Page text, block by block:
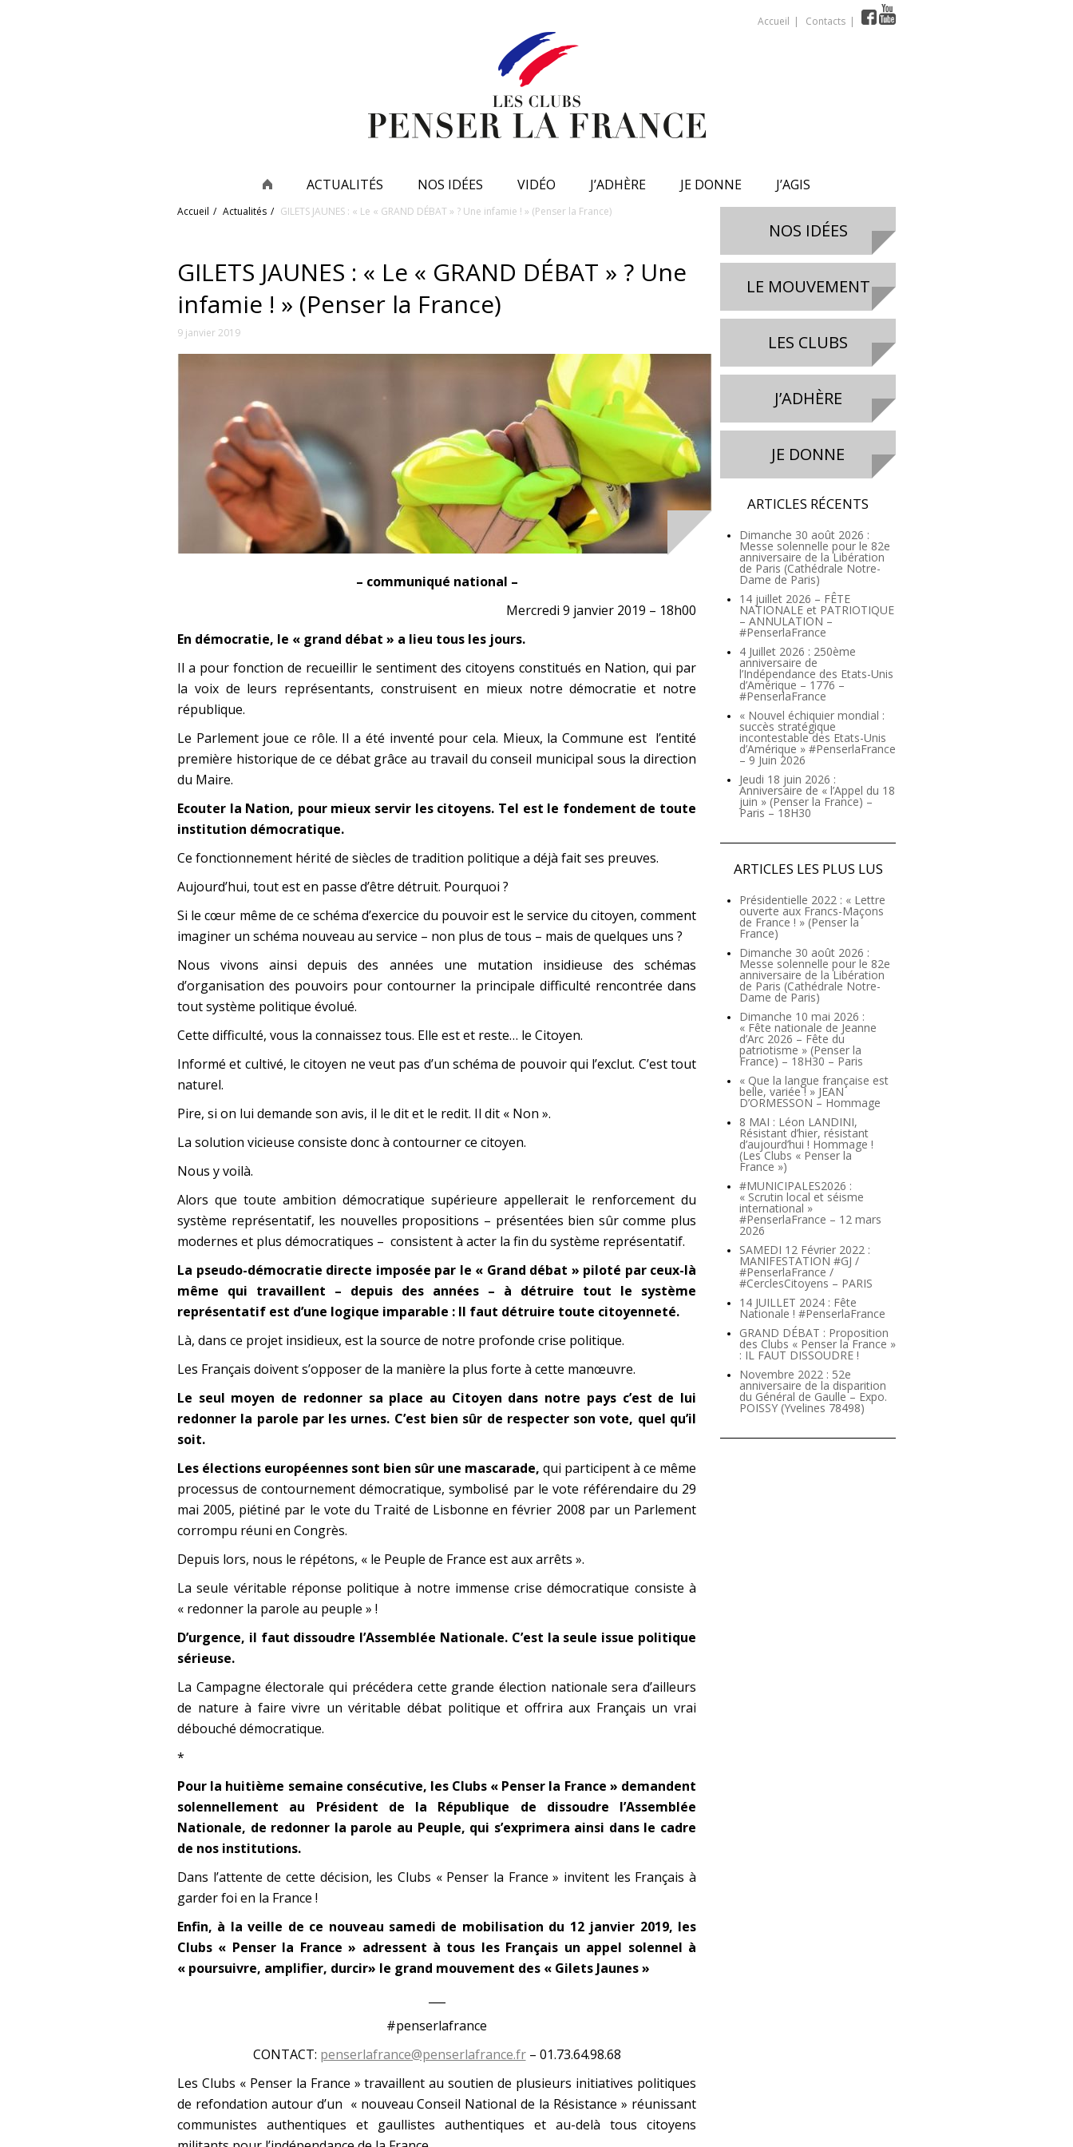
Accueil Contacts
ACTUALITÉS NOS IDÉES VIDÉO J’ADHÈRE JE DONNE J’AGIS
Accueil Actualités GILETS JAUNES : « Le « GRAND DÉBAT » ? Une infamie ! » (Penser la France)
GILETS JAUNES : « Le « GRAND DÉBAT » ? Une
infamie ! » (Penser la France)
9 janvier 2019
– communiqué national –
Mercredi 9 janvier 2019 – 18h00
En démocratie, le « grand débat » a lieu tous les jours.
Il a pour fonction de recueillir le sentiment des citoyens constitués en Nation, qui par
la voix de leurs représentants, construisent en mieux notre démocratie et notre
république.
Le Parlement joue ce rôle. Il a été inventé pour cela. Mieux, la Commune est l’entité
première historique de ce débat grâce au travail du conseil municipal sous la direction
du Maire.
Ecouter la Nation, pour mieux servir les citoyens. Tel est le fondement de toute
institution démocratique.
Ce fonctionnement hérité de siècles de tradition politique a déjà fait ses preuves.
Aujourd’hui, tout est en passe d’être détruit. Pourquoi ?
Si le cœur même de ce schéma d’exercice du pouvoir est le service du citoyen, comment
imaginer un schéma nouveau au service – non plus de tous – mais de quelques uns ?
Nous vivons ainsi depuis des années une mutation insidieuse des schémas
d’organisation des pouvoirs pour contourner la principale difficulté rencontrée dans
tout système politique évolué.
Cette difficulté, vous la connaissez tous. Elle est et reste… le Citoyen.
Informé et cultivé, le citoyen ne veut pas d’un schéma de pouvoir qui l’exclut. C’est tout
naturel.
Pire, si on lui demande son avis, il le dit et le redit. Il dit « Non ».
La solution vicieuse consiste donc à contourner ce citoyen.
Nous y voilà.
Alors que toute ambition démocratique supérieure appellerait le renforcement du
système représentatif, les nouvelles propositions – présentées bien sûr comme plus
modernes et plus démocratiques – consistent à acter la fin du système représentatif.
La pseudo-démocratie directe imposée par le « Grand débat » piloté par ceux-là
même qui travaillent – depuis des années – à détruire tout le système
représentatif est d’une logique imparable : Il faut détruire toute citoyenneté.
Là, dans ce projet insidieux, est la source de notre profonde crise politique.
Les Français doivent s’opposer de la manière la plus forte à cette manœuvre.
Le seul moyen de redonner sa place au Citoyen dans notre pays c’est de lui
redonner la parole par les urnes. C’est bien sûr de respecter son vote, quel qu’il
soit.
Les élections européennes sont bien sûr une mascarade, qui participent à ce même
processus de contournement démocratique, symbolisé par le vote référendaire du 29
mai 2005, piétiné par le vote du Traité de Lisbonne en février 2008 par un Parlement
corrompu réuni en Congrès.
Depuis lors, nous le répétons, « le Peuple de France est aux arrêts ».
La seule véritable réponse politique à notre immense crise démocratique consiste à
« redonner la parole au peuple » !
D’urgence, il faut dissoudre l’Assemblée Nationale. C’est la seule issue politique
sérieuse.
La Campagne électorale qui précédera cette grande élection nationale sera d’ailleurs
de nature à faire vivre un véritable débat politique et offrira aux Français un vrai
débouché démocratique.
*
Pour la huitième semaine consécutive, les Clubs « Penser la France » demandent
solennellement au Président de la République de dissoudre l’Assemblée
Nationale, de redonner la parole au Peuple, qui s’exprimera ainsi dans le cadre
de nos institutions.
Dans l’attente de cette décision, les Clubs « Penser la France » invitent les Français à
garder foi en la France !
Enfin, à la veille de ce nouveau samedi de mobilisation du 12 janvier 2019, les
Clubs « Penser la France » adressent à tous les Français un appel solennel à
« poursuivre, amplifier, durcir» le grand mouvement des « Gilets Jaunes »
#penserlafrance
CONTACT: penserlafrance@penserlafrance.fr– 01.73.64.98.68
Les Clubs « Penser la France » travaillent au soutien de plusieurs initiatives politiques
de refondation autour d’un « nouveau Conseil National de la Résistance » réunissant
communistes authentiques et gaullistes authentiques et au-delà tous citoyens
NOS IDÉES
LE MOUVEMENT
LES CLUBS
J’ADHÈRE
JE DONNE
ARTICLES RÉCENTS
Dimanche 30 août 2026 :
Messe solennelle pour le 82e
anniversaire de la Libération
de Paris (Cathédrale Notre-
Dame de Paris)
14 juillet 2026 – FÊTE
NATIONALE et PATRIOTIQUE
– ANNULATION –
#PenserlaFrance
4 Juillet 2026 : 250ème
anniversaire de
l’Indépendance des Etats-Unis
d’Amérique – 1776 –
#PenserlaFrance
« Nouvel échiquier mondial :
succès stratégique
incontestable des Etats-Unis
d’Amérique » #PenserlaFrance
– 9 Juin 2026
Jeudi 18 juin 2026 :
Anniversaire de « l’Appel du 18
juin » (Penser la France) –
Paris – 18H30
ARTICLES LES PLUS LUS
Présidentielle 2022 : « Lettre
ouverte aux Francs-Maçons
de France ! » (Penser la
France)
Dimanche 30 août 2026 :
Messe solennelle pour le 82e
anniversaire de la Libération
de Paris (Cathédrale Notre-
Dame de Paris)
Dimanche 10 mai 2026 :
« Fête nationale de Jeanne
d’Arc 2026 – Fête du
patriotisme » (Penser la
France) – 18H30 – Paris
« Que la langue française est
belle, variée ! » JEAN
D’ORMESSON – Hommage
8 MAI : Léon LANDINI,
Résistant d’hier, résistant
d’aujourd’hui ! Hommage !
(Les Clubs « Penser la
France »)
#MUNICIPALES2026 :
« Scrutin local et séisme
international »
#PenserlaFrance – 12 mars
2026
SAMEDI 12 Février 2022 :
MANIFESTATION #GJ /
#PenserlaFrance /
#CerclesCitoyens – PARIS
14 JUILLET 2024 : Fête
Nationale ! #PenserlaFrance
GRAND DÉBAT : Proposition
des Clubs « Penser la France »
: IL FAUT DISSOUDRE !
Novembre 2022 : 52e
anniversaire de la disparition
du Général de Gaulle – Expo.
POISSY (Yvelines 78498)